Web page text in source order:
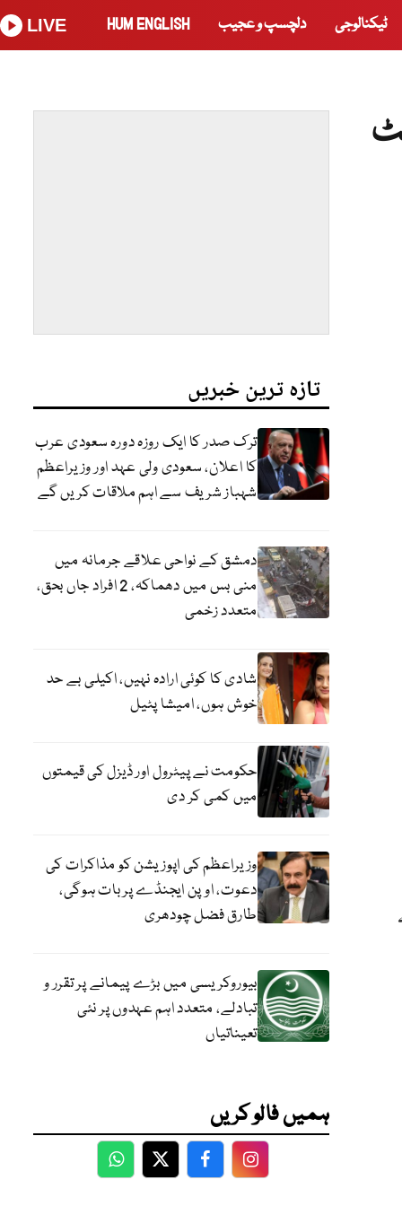
ٹیکنالوجی دلچسپ و عجیب HUM ENGLISH
LIVE
آغاز، 4 وکٹ
تازہ ترین خبریں
ترک صدر کا ایک روزہ دورہ سعودی عرب
کا اعلان، سعودی ولی عہد اور وزیراعظم
شہباز شریف سے اہم ملاقات کریں گے
دمشق کے نواحی علاقے جرمانہ میں
منی بس میں دھماکہ، 2 افراد جاں بحق،
متعدد زخمی
شادی کا کوئی ارادہ نہیں، اکیلی بے حد
خوش ہوں، امیشا پٹیل
حکومت نے پیٹرول اور ڈیزل کی قیمتوں
میں کمی کر دی
وزیراعظم کی اپوزیشن کو مذاکرات کی
دعوت، اوپن ایجنڈے پر بات ہوگی،
طارق فضل چودھری
بیوروکریسی میں بڑے پیمانے پر تقرر و
تبادلے، متعدد اہم عہدوں پر نئی
تعیناتیاں
ہمیں فالو کریں
WhatsApp
TwitterFacebookFacebook